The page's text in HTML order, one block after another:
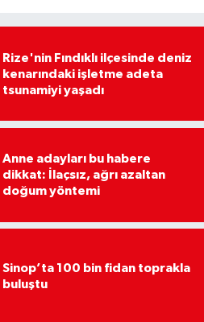
Rize'nin Fındıklı ilçesinde deniz
kenarındaki işletme adeta
tsunamiyi yaşadı
Anne adayları bu habere
dikkat: İlaçsız, ağrı azaltan
doğum yöntemi
Sinop’ta 100 bin fidan toprakla
buluştu